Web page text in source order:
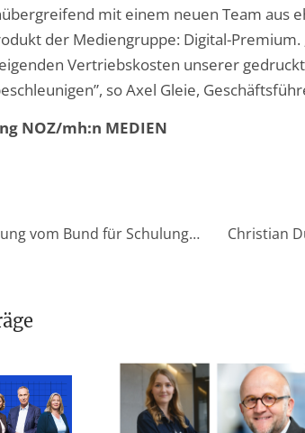
mit einem neuen Team aus
der Mediengruppe: Digital-
Vertriebskosten unserer
so Axel Gleie,
NOZ/mh:n MEDIEN
Presserat erhält Förderung vom Bund für Schulungen mit der Polizei